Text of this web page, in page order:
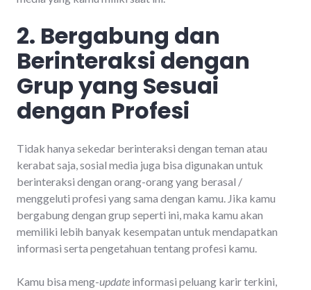
2. Bergabung dan
Berinteraksi dengan
Grup yang Sesuai
dengan Profesi
Tidak hanya sekedar berinteraksi dengan teman atau
kerabat saja, sosial media juga bisa digunakan untuk
berinteraksi dengan orang-orang yang berasal /
menggeluti profesi yang sama dengan kamu. Jika kamu
bergabung dengan grup seperti ini, maka kamu akan
memiliki lebih banyak kesempatan untuk mendapatkan
informasi serta pengetahuan tentang profesi kamu.
Kamu bisa meng-update informasi peluang karir terkini,